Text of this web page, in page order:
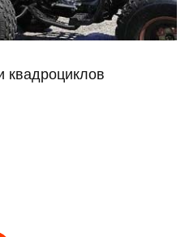
квадроциклов